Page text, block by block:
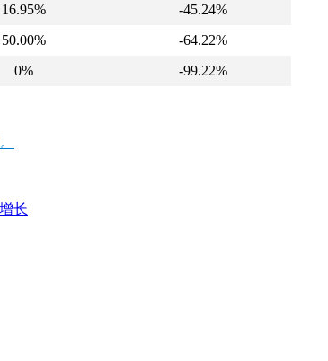
16.95%
-45.24%
50.00%
-64.22%
0% -99.22%
长